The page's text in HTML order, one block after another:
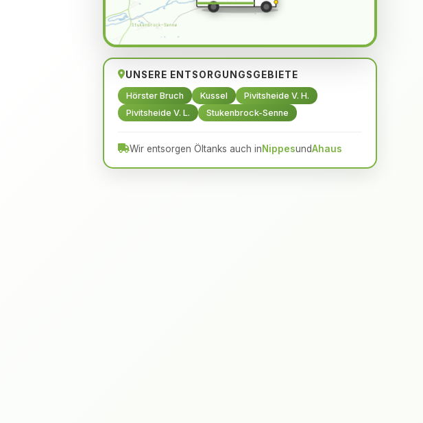
UNSERE ENTSORGUNGSGEBIETE
Hörster Bruch Kussel
Pivitsheide V. H.
Pivitsheide V. L.
Stukenbrock-Senne
Wir entsorgen Öltanks auch inNippesundAhaus